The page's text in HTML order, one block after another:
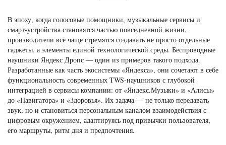
В эпоху, когда голосовые помощники, музыкальные сервисы и
смарт-устройства становятся частью повседневной жизни,
производители всё чаще стремятся создавать не просто отдельные
гаджеты, а элементы единой технологической среды. Беспроводные
наушники Яндекс Дропс — один из примеров такого подхода.
Разработанные как часть экосистемы «Яндекса», они сочетают в себе
функциональность современных TWS-наушников с глубокой
интеграцией в сервисы компании: от «Яндекс.Музыки» и «Алисы»
до «Навигатора» и «Здоровья». Их задача — не только передавать
звук, но и становиться персональным каналом взаимодействия с
цифровым окружением, адаптируясь под привычки пользователя,
его маршруты, ритм дня и предпочтения.